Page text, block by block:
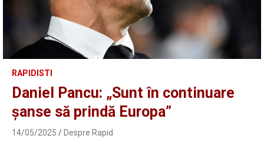
RAPIDISTI
Daniel Pancu: „Sunt în continuare
șanse să prindă Europa”
14/05/2025 Despre Rapid